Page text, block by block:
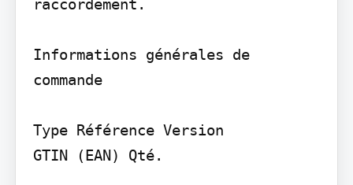
raccordement.
Informations générales de
commande
Type Référence Version
GTIN (EAN) Qté.